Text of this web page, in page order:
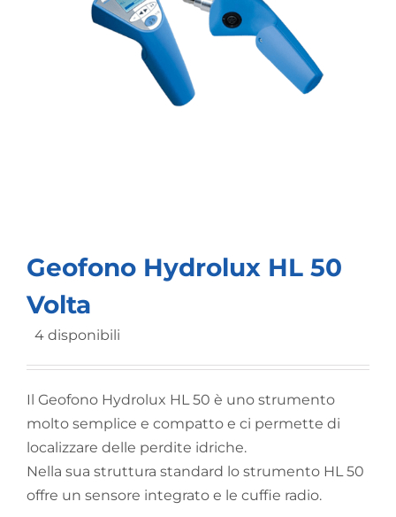
Geofono Hydrolux HL 50
Volta
4 disponibili
Il Geofono Hydrolux HL 50 è uno strumento
molto semplice e compatto e ci permette di
localizzare delle perdite idriche.
Nella sua struttura standard lo strumento HL 50
offre un sensore integrato e le cuffie radio.